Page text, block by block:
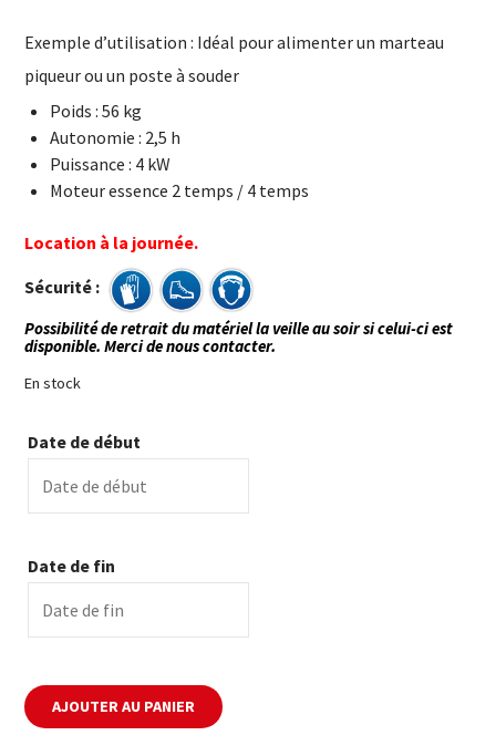
Exemple d’utilisation : Idéal pour alimenter un marteau
piqueur ou un poste à souder
Poids : 56 kg
Autonomie : 2,5 h
Puissance : 4 kW
Moteur essence 2 temps / 4 temps
Location à la journée.
Sécurité :
Possibilité de retrait du matériel la veille au soir si celui-ci est
disponible. Merci de nous contacter.
En stock
Date de début
Date de fin
AJOUTER AU PANIER